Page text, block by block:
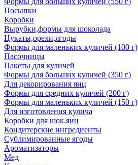
Посыпки
Коробки
Вырубки,формы для шоколада
Цукаты,орехи,ягоды
Формы для маленьких куличей (100 г)
Пасочницы
Пакеты для куличей
Формы для больших куличей (350 г)
Для декорирования яиц
Формы для средних куличей (200 г)
Формы для маленьких куличей (150 г)
Для изготовления кулича
Коробки для шок.яиц
Кондитерские ингредиенты
Сублимированные ягоды
Ароматизаторы
Мед